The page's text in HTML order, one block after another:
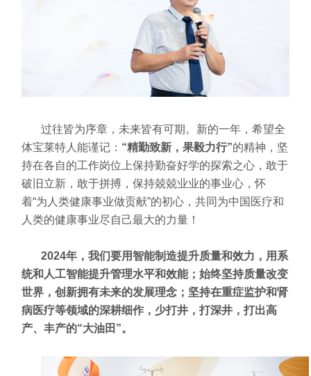
过往皆为序章，未来皆有可期。新的一年，希望全
体宝莱特人能谨记： “精勤致新，果毅力行”的精神，坚
持在各自的工作岗位上保持勤奋好学的探索之心，敢于
破旧立新，敢于拼搏，保持兢兢业业的事业心，怀
着“为人类健康事业做贡献”的初心，共同为中国医疗和
人类的健康事业尽自己最大的力量！
2024年，我们要用智能制造提升质量和效力，用系
统和人工智能提升管理水平和效能；始终坚持质量改变
世界，创新拥有未来的发展理念；坚持在重症监护和肾
病医疗等领域的深耕细作，少打井，打深井，打出高
产、丰产的“大油田”。